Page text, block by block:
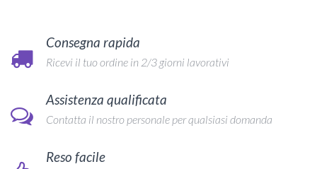
Consegna rapida
Ricevi il tuo ordine in 2/3 giorni lavorativi
Assistenza qualificata
Contatta il nostro personale per qualsiasi domanda
Reso facile